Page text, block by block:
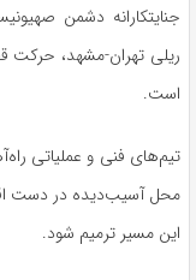
جنایتکارانه دشمن
ریلی تهران-مشهد، حرکت
است.
تیم‌های فنی و عملیاتی
محل آسیب‌دیده در دست
این مسیر ترمیم شود.